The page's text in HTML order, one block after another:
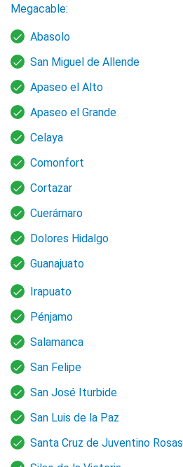
Megacable:
Abasolo
San Miguel de Allende
Apaseo el Alto
Apaseo el Grande
Celaya
Comonfort
Cortazar
Cuerámaro
Dolores Hidalgo
Guanajuato
Irapuato
Pénjamo
Salamanca
San Felipe
San José Iturbide
San Luis de la Paz
Santa Cruz de Juventino Rosas